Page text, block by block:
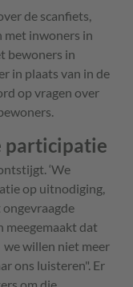
de scanfiets,
met inwoners in
bewoners in
in plaats van in de
op vragen over
participatie
‘We
op uitnodiging,
ongevraagde
meegemaakt dat
we willen niet meer
ons luisteren". Er